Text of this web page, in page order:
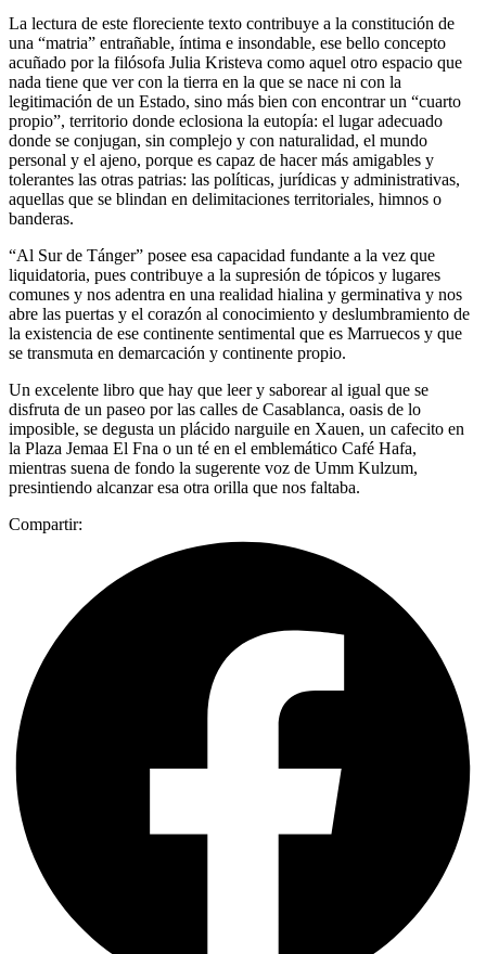
La lectura de este floreciente texto contribuye a la constitución de
una “matria” entrañable, íntima e insondable, ese bello concepto
acuñado por la filósofa Julia Kristeva como aquel otro espacio que
nada tiene que ver con la tierra en la que se nace ni con la
legitimación de un Estado, sino más bien con encontrar un “cuarto
propio”, territorio donde eclosiona la eutopía: el lugar adecuado
donde se conjugan, sin complejo y con naturalidad, el mundo
personal y el ajeno, porque es capaz de hacer más amigables y
tolerantes las otras patrias: las políticas, jurídicas y administrativas,
aquellas que se blindan en delimitaciones territoriales, himnos o
banderas.
“Al Sur de Tánger” posee esa capacidad fundante a la vez que
liquidatoria, pues contribuye a la supresión de tópicos y lugares
comunes y nos adentra en una realidad hialina y germinativa y nos
abre las puertas y el corazón al conocimiento y deslumbramiento de
la existencia de ese continente sentimental que es Marruecos y que
se transmuta en demarcación y continente propio.
Un excelente libro que hay que leer y saborear al igual que se
disfruta de un paseo por las calles de Casablanca, oasis de lo
imposible, se degusta un plácido narguile en Xauen, un cafecito en
la Plaza Jemaa El Fna o un té en el emblemático Café Hafa,
mientras suena de fondo la sugerente voz de Umm Kulzum,
presintiendo alcanzar esa otra orilla que nos faltaba.
Compartir: